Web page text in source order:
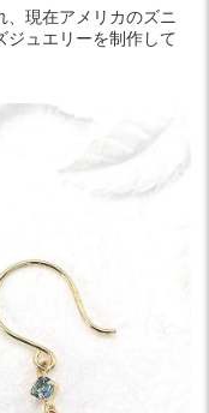
、現在アメリカのズニ
ジュエリーを制作して